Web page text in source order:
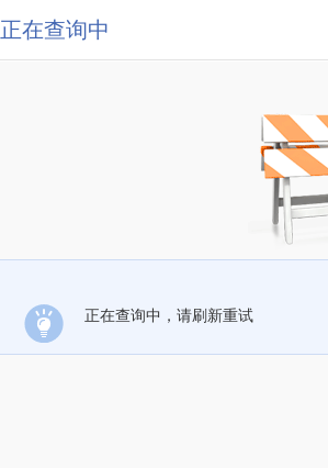
正在查询中
正在查询中，请刷新重试